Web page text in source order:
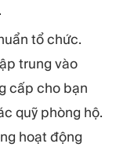
tổ chức.
trung vào
cấp cho bạn
quỹ phòng hộ.
hoạt động